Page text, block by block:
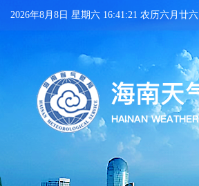
2026年8月8日 星期六 16:41:22 农历六月廿六